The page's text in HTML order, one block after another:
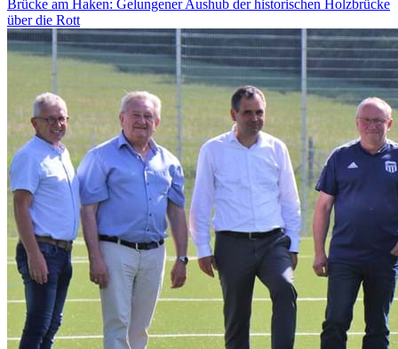
Brücke am Haken: Gelungener Aushub der historischen Holzbrücke
über die Rott